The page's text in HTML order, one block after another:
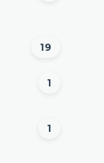
19
1
1